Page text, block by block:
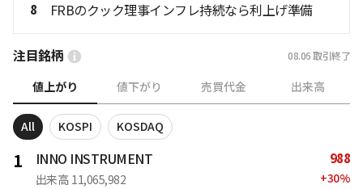
8 FRBのクック理事インフレ持続なら利上げ準備
注目銘柄 08.06 取引終了
値上がり 値下がり 売買代金 出来高
All KOSPI KOSDAQ
1 INNO INSTRUMENT
出来高 11,065,982
988
+30%